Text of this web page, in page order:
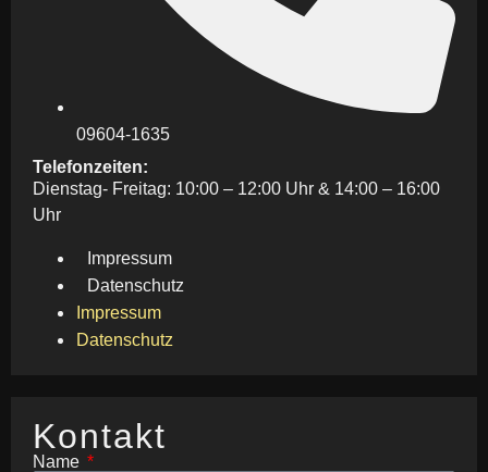
09604-1635
Telefonzeiten:
Dienstag- Freitag: 10:00 – 12:00 Uhr & 14:00 – 16:00
Uhr
Impressum
Datenschutz
Impressum
Datenschutz
Kontakt
Name